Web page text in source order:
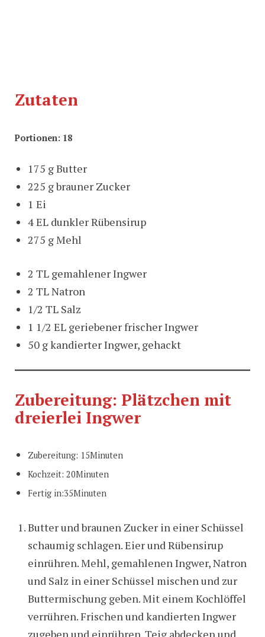
Zutaten
Portionen: 18
175 g Butter
225 g brauner Zucker
1 Ei
4 EL dunkler Rübensirup
275 g Mehl
2 TL gemahlener Ingwer
2 TL Natron
1/2 TL Salz
1 1/2 EL geriebener frischer Ingwer
50 g kandierter Ingwer, gehackt
Zubereitung: Plätzchen mit
dreierlei Ingwer
Zubereitung: 15Minuten
Kochzeit: 20Minuten
Fertig in:35Minuten
Butter und braunen Zucker in einer Schüssel
schaumig schlagen. Eier und Rübensirup
einrühren. Mehl, gemahlenen Ingwer, Natron
und Salz in einer Schüssel mischen und zur
Buttermischung geben. Mit einem Kochlöffel
verrühren. Frischen und kandierten Ingwer